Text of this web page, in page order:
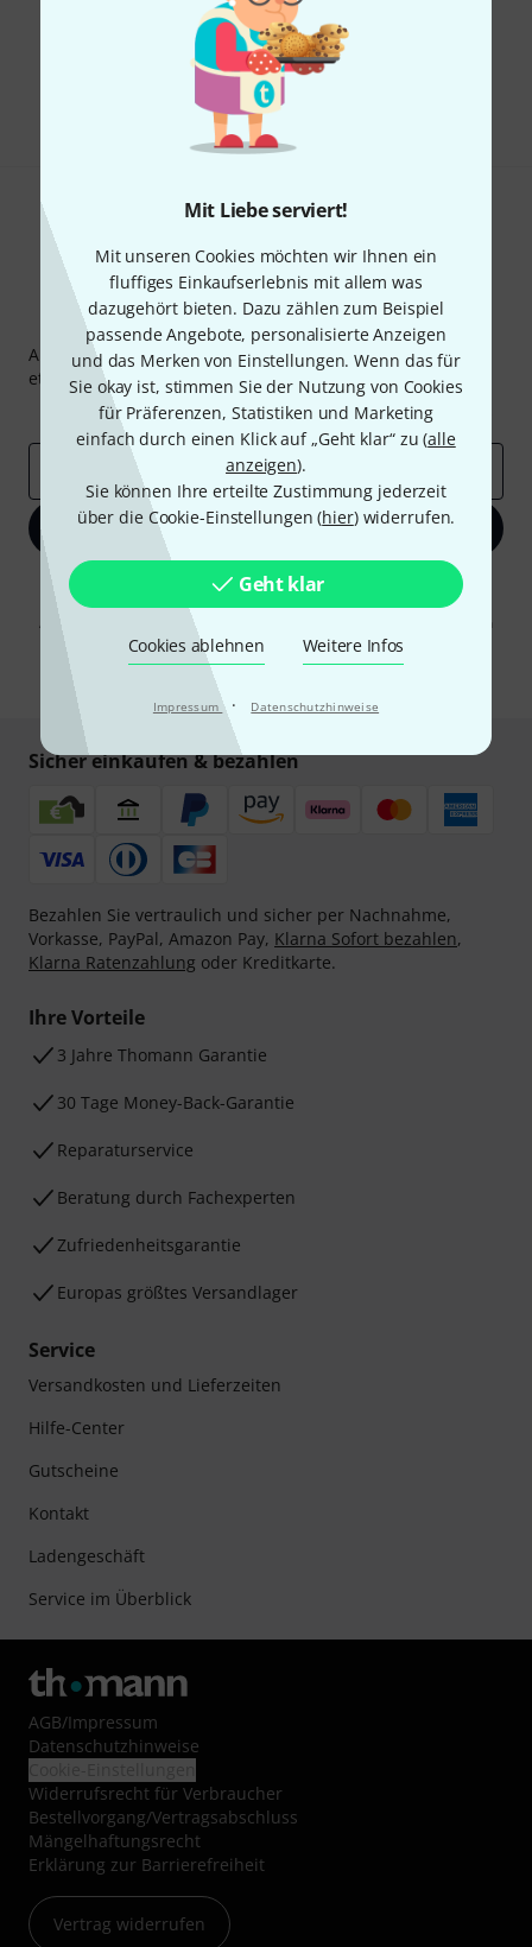
Mit Liebe serviert!
Mit unseren Cookies möchten wir Ihnen ein
fluffiges Einkaufserlebnis mit allem was
dazugehört bieten. Dazu zählen zum Beispiel
passende Angebote, personalisierte Anzeigen
und das Merken von Einstellungen. Wenn das für
Sie okay ist, stimmen Sie der Nutzung von Cookies
für Präferenzen, Statistiken und Marketing
einfach durch einen Klick auf „Geht klar“ zu (alle
anzeigen).
Sie können Ihre erteilte Zustimmung jederzeit
über die Cookie-Einstellungen (hier) widerrufen.
Geht klar
Cookies ablehnen Weitere Infos
Impressum · Datenschutzhinweise
Gefällt Ihnen, was Sie sehen?
Hilfe & Feedback
Thomann Newsletter
Abonniere den Thomann Newsletter und gewinne mit
etwas Glück einen von 50 Gutscheinenüber jeweils50€
Inspirierende Beiträge
Deals Thomann Insights
E-Mail-Adresse
Jetzt anmelden
Mit Klick auf „Jetzt anmelden“ stimmen Sie dem Erhalt von E-Mail-
Werbung und einer Messung des E-Mail-Nutzungsverhaltens zu. Die
Abmeldung ist jederzeit möglich. Weitere Informationen finden Sie in
unserenDatenschutzhinweisen .
Sicher einkaufen & bezahlen
Bezahlen Sie vertraulich und sicher per Nachnahme,
Vorkasse, PayPal, Amazon Pay, Klarna Sofort bezahlen,
Klarna Ratenzahlung oder Kreditkarte.
Ihre Vorteile
3 Jahre Thomann Garantie
30 Tage Money-Back-Garantie
Reparaturservice
Beratung durch Fachexperten
Zufriedenheitsgarantie
Europas größtes Versandlager
Service
Versandkosten und Lieferzeiten
Hilfe-Center
Gutscheine
Kontakt
Ladengeschäft
Service im Überblick
AGB/Impressum
Datenschutzhinweise
Widerrufsrecht für Verbraucher
Bestellvorgang/Vertragsabschluss
Mängelhaftungsrecht
Erklärung zur Barrierefreiheit
Vertrag widerrufen